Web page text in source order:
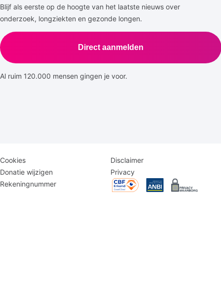
Blijf als eerste op de hoogte van het laatste nieuws over
onderzoek, longziekten en gezonde longen.
Direct aanmelden
Al ruim 120.000 mensen gingen je voor.
Disclaimer
menu
Cookies
Disclaimer
Donatie wijzigen
Privacy
Rekeningnummer
Logomenu